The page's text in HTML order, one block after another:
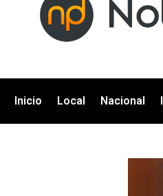
Inicio Local Nacional